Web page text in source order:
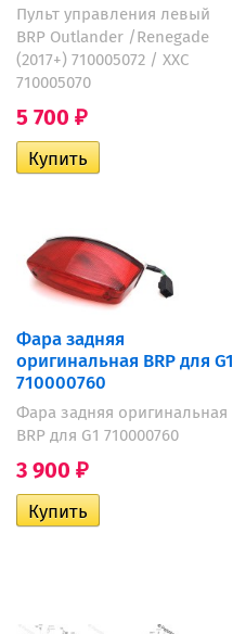
Пульт управления левый
BRP Outlander /Renegade
(2017+) 710005072 / XXC
710005070
5 700 ₽
Фара задняя
оригинальная BRP для G1
710000760
Фара задняя оригинальная
BRP для G1 710000760
3 900 ₽